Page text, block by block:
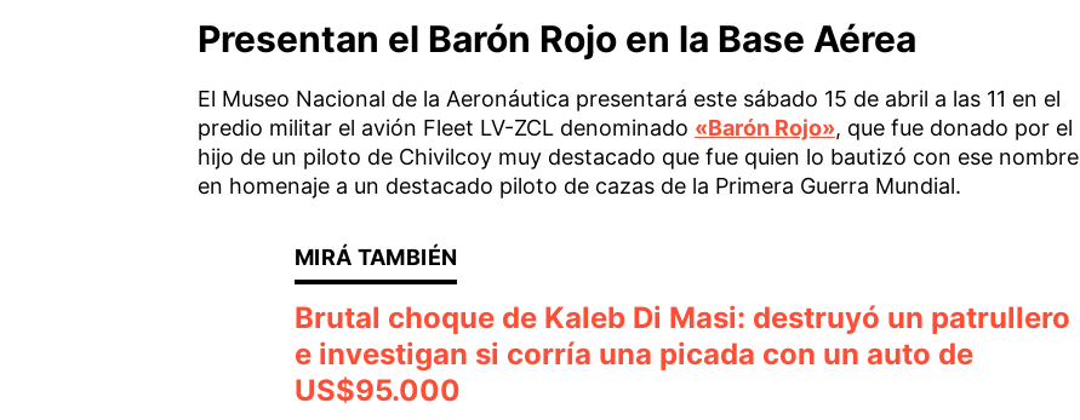
Presentan el Barón Rojo en la Base Aérea
El Museo Nacional de la Aeronáutica presentará este sábado 15 de abril a las 11 en el
predio militar el avión Fleet LV-ZCL denominado «Barón Rojo», que fue donado por el
hijo de un piloto de Chivilcoy muy destacado que fue quien lo bautizó con ese nombre
en homenaje a un destacado piloto de cazas de la Primera Guerra Mundial.
Brutal choque de Kaleb Di Masi: destruyó un patrullero
e investigan si corría una picada con un auto de
US$95.000